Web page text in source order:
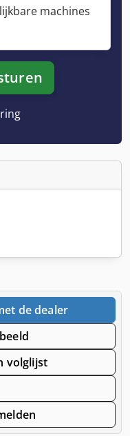
machines
de dealer
volglijst